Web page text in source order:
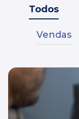
Todos
Vendas